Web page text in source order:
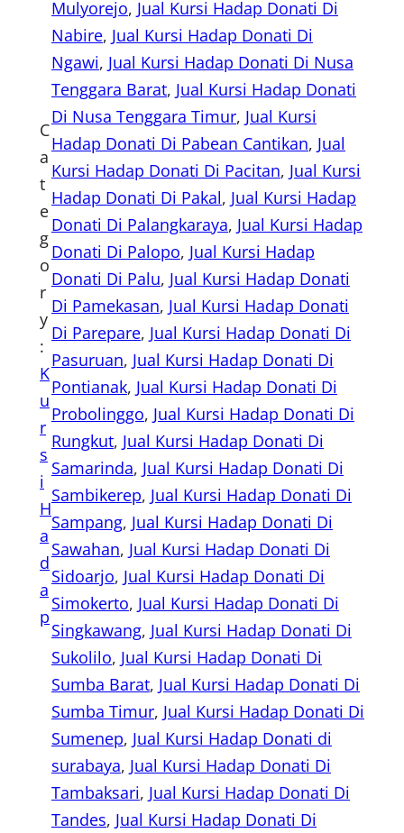
C
a
t
e
g
o
r
y
:
K
u
r
s
i
H
a
d
a
p
Mulyorejo, Jual Kursi Hadap Donati Di
Nabire, Jual Kursi Hadap Donati Di
Ngawi, Jual Kursi Hadap Donati Di Nusa
Tenggara Barat, Jual Kursi Hadap Donati
Di Nusa Tenggara Timur, Jual Kursi
Hadap Donati Di Pabean Cantikan, Jual
Kursi Hadap Donati Di Pacitan, Jual Kursi
Hadap Donati Di Pakal, Jual Kursi Hadap
Donati Di Palangkaraya, Jual Kursi Hadap
Donati Di Palopo, Jual Kursi Hadap
Donati Di Palu, Jual Kursi Hadap Donati
Di Pamekasan, Jual Kursi Hadap Donati
Di Parepare, Jual Kursi Hadap Donati Di
Pasuruan, Jual Kursi Hadap Donati Di
Pontianak, Jual Kursi Hadap Donati Di
Probolinggo, Jual Kursi Hadap Donati Di
Rungkut, Jual Kursi Hadap Donati Di
Samarinda, Jual Kursi Hadap Donati Di
Sambikerep, Jual Kursi Hadap Donati Di
Sampang, Jual Kursi Hadap Donati Di
Sawahan, Jual Kursi Hadap Donati Di
Sidoarjo, Jual Kursi Hadap Donati Di
Simokerto, Jual Kursi Hadap Donati Di
Singkawang, Jual Kursi Hadap Donati Di
Sukolilo, Jual Kursi Hadap Donati Di
Sumba Barat, Jual Kursi Hadap Donati Di
Sumba Timur, Jual Kursi Hadap Donati Di
Sumenep, Jual Kursi Hadap Donati di
surabaya, Jual Kursi Hadap Donati Di
Tambaksari, Jual Kursi Hadap Donati Di
Tandes, Jual Kursi Hadap Donati Di